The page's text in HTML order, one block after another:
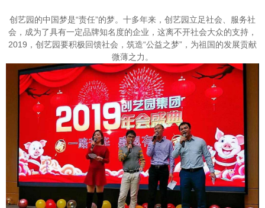
创艺园的中国梦是“责任”的梦。十多年来，创艺园立足社会、服务社
会，成为了具有一定品牌知名度的企业，这离不开社会大众的支持，
2019，创艺园要积极回馈社会，筑造“公益之梦”，为祖国的发展贡献
微薄之力。